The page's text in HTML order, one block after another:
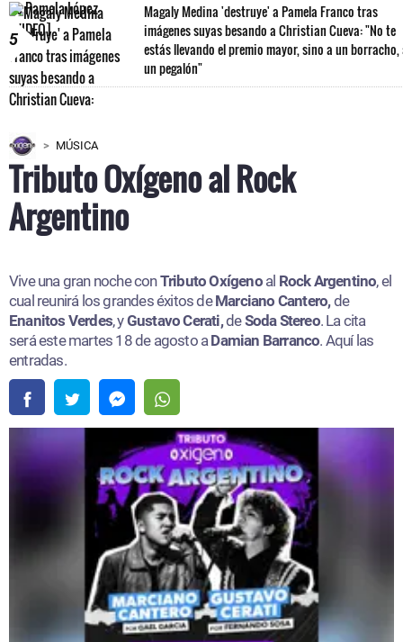
5
Magaly Medina 'destruye' a Pamela Franco tras
imágenes suyas besando a Christian Cueva: "No te
estás llevando el premio mayor, sino a un borracho,
un pegalón"
MÚSICA
Tributo Oxígeno al Rock
Argentino
Vive una gran noche conTributo Oxígenoal Rock Argentino, el
cual reunirá los grandes éxitos deMarciano Cantero,de
Enanitos Verdes, yGustavo Cerati,deSoda Stereo. La cita
será este martes 18 de agosto a Damian Barranco. Aquí las
entradas.​